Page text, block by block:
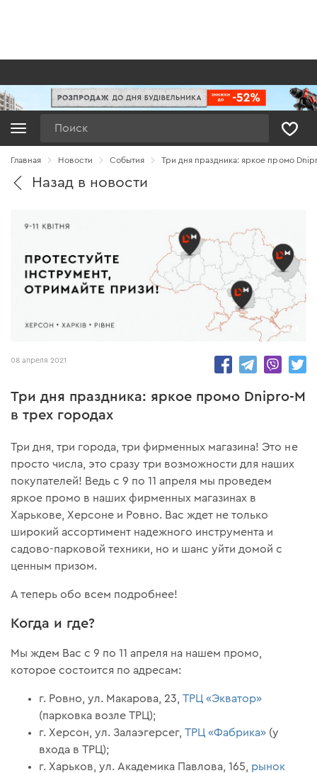
Главная Новости Cобытия Три дня праздника: яркое промо
Назад в новости
4529
08 апреля 2021
Три дня праздника: яркое промо Dnipro-M
в трех городах
Три дня, три города, три фирменных магазина! Это не
просто числа, это сразу три возможности для наших
покупателей! Ведь с 9 по 11 апреля мы проведем
яркое промо в наших фирменных магазинах в
Харькове, Херсоне и Ровно. Вас ждет не только
широкий ассортимент надежного инструмента и
садово-парковой техники, но и шанс уйти домой с
ценным призом.
А теперь обо всем подробнее!
Когда и где?
Мы ждем Вас с 9 по 11 апреля на нашем промо,
которое состоится по адресам:
г. Ровно, ул. Макарова, 23,ТРЦ «Экватор»
(парковка возле ТРЦ);
г. Херсон, ул. Залаэгерсег,ТРЦ «Фабрика» (у
входа в ТРЦ);
г. Харьков, ул. Академика Павлова, 165, рынок